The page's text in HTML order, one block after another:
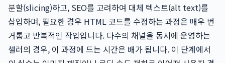
분할(slicing)하고, SEO를 고려하여 대체 텍스트(alt text)를
삽입하며, 필요한 경우 HTML 코드를 수정하는 과정은 매우 번
거롭고 반복적인 작업입니다. 다수의 채널을 동시에 운영하는
셀러의 경우, 이 과정에 드는 시간은 배가 됩니다. 이 단계에서